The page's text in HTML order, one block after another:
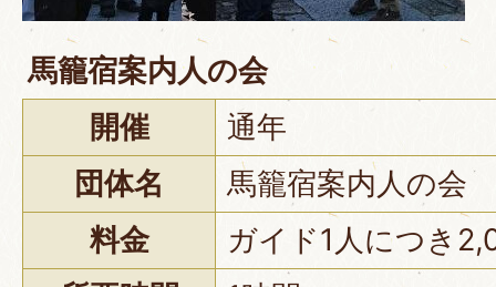
馬籠宿案内人の会
開催
通年
団体名
馬籠宿案内人の会
料金
ガイド1人につき